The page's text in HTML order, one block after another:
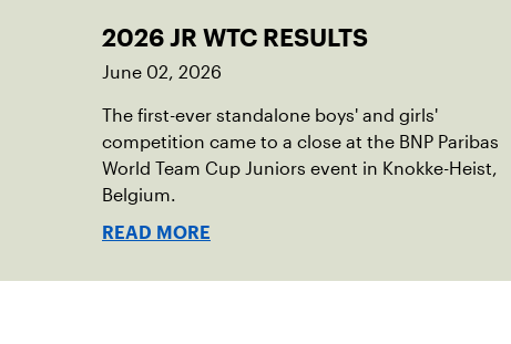
2026 JR WTC RESULTS
June 02, 2026
The first-ever standalone boys' and girls'
competition came to a close at the BNP Paribas
World Team Cup Juniors event in Knokke-Heist,
Belgium.
READ MORE